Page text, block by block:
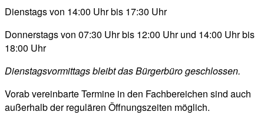
Dienstags von 14:00 Uhr bis 17:30 Uhr
Donnerstags von 07:30 Uhr bis 12:00 Uhr und 14:00 Uhr bis
18:00 Uhr
Dienstagsvormittags bleibt das Bürgerbüro geschlossen.
Vorab vereinbarte Termine in den Fachbereichen sind auch
außerhalb der regulären Öffnungszeiten möglich.